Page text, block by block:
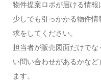
物件提案ロボが届ける情報
少しでも引っかかる物件
求をしてください。
担当者が販売図面だけで
い問い合わせがあるかな
ます。